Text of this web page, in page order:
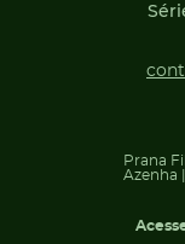
Prana
Azenha